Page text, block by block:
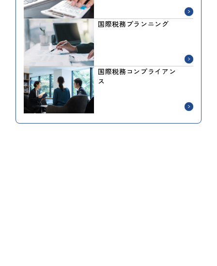
国際税務プランニング
国際税務コンプライアン
ス